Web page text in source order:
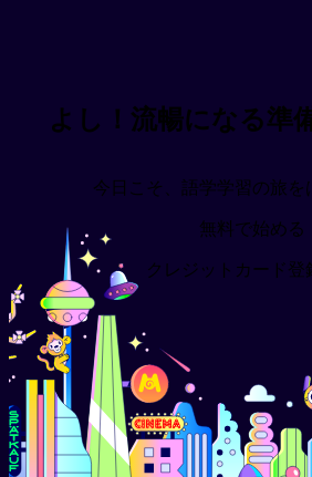
@christopherlane57
をずっと支えてくれた旅の仲
Model of a Modern Major
General
Duolingoで2年間頑張ってもな
たのに、Migakuを使い始めて1
ツの理解力がネイティブレベ
よし！流暢になる準
今日こそ、語学学習の旅を
無料で始める
クレジットカード登